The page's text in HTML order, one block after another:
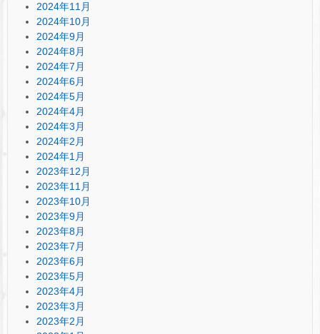
2024年11月
2024年10月
2024年9月
2024年8月
2024年7月
2024年6月
2024年5月
2024年4月
2024年3月
2024年2月
2024年1月
2023年12月
2023年11月
2023年10月
2023年9月
2023年8月
2023年7月
2023年6月
2023年5月
2023年4月
2023年3月
2023年2月